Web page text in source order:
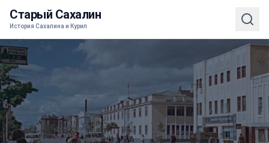
Старый Сахалин
История Сахалина и Курил